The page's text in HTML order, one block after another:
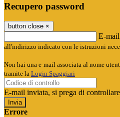
Recupero password
button close ×
E-mail
all'indirizzo indicato con le istruzioni
Non hai una e-mail associata al nome
tramite la Login Spaggiari
E-mail inviata, si prega di
Errore